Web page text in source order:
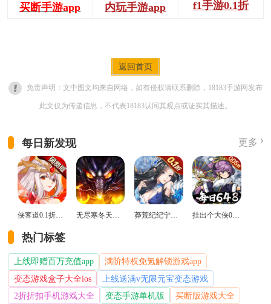
买断手游app 内玩手游app f1手游0.1折
返回首页
免责声明：文中图文均来自网络，如有侵权请联系删除，18183手游网发布
此文仅为传递信息，不代表18183认同其观点或证实其描述。
每日新发现 更多
侠客道0.1折变态版 无尽寒冬天蛇新春送礼版 莽荒纪纪宁传奇0.1折送无限连抽版 挂出个大侠0.05折免单福利版
热门标签
上线即赠百万充值app
满阶特权免氪解锁游戏app
变态游戏盒子大全ios
上线送满v无限元宝变态游戏
2折折扣手机游戏大全
变态手游单机版 买断版游戏大全